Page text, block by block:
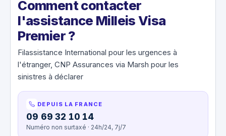
Comment contacter
l'assistance Milleis Visa
Premier ?
Filassistance International pour les urgences à
l'étranger, CNP Assurances via Marsh pour les
sinistres à déclarer
DEPUIS LA FRANCE
09 69 32 10 14
Numéro non surtaxé · 24h/24, 7j/7